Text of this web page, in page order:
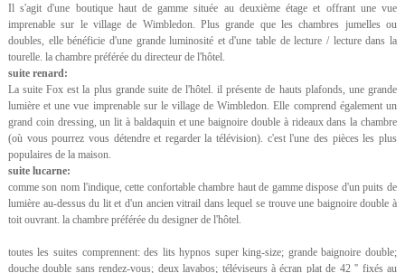
Il s'agit d'une boutique haut de gamme située au deuxième étage et offrant une vue
imprenable sur le village de Wimbledon. Plus grande que les chambres jumelles ou
doubles, elle bénéficie d'une grande luminosité et d'une table de lecture / lecture dans la
tourelle. la chambre préférée du directeur de l'hôtel.
suite renard:
La suite Fox est la plus grande suite de l'hôtel. il présente de hauts plafonds, une grande
lumière et une vue imprenable sur le village de Wimbledon. Elle comprend également un
grand coin dressing, un lit à baldaquin et une baignoire double à rideaux dans la chambre
(où vous pourrez vous détendre et regarder la télévision). c'est l'une des pièces les plus
populaires de la maison.
suite lucarne:
comme son nom l'indique, cette confortable chambre haut de gamme dispose d'un puits de
lumière au-dessus du lit et d'un ancien vitrail dans lequel se trouve une baignoire double à
toit ouvrant. la chambre préférée du designer de l'hôtel.
toutes les suites comprennent: des lits hypnos super king-size; grande baignoire double;
douche double sans rendez-vous; deux lavabos; téléviseurs à écran plat de 42 '' fixés au